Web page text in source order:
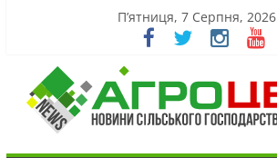
П’ятниця, 7 Серпня, 2026